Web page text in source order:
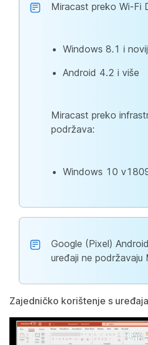
Miracast preko Wi-Fi
Windows 8.1 i
Android 4.2 i više
Miracast preko
podržava:
Windows 10
Google (Pixel)
uređaji ne podržavaju
Zajedničko korištenje s